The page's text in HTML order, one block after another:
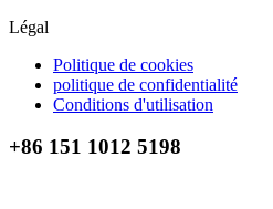
Légal
Politique de cookies
politique de confidentialité
Conditions d'utilisation
+86 151 1012 5198